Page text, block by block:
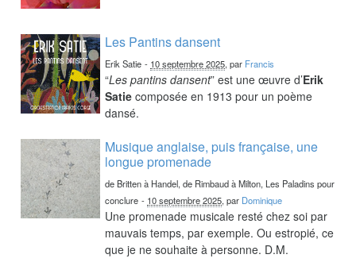
Les Pantins dansent
Erik Satie - 10 septembre 2025, par Francis
“Les pantins dansent” est une œuvre d’Erik
Satie composée en 1913 pour un poème
dansé.
Musique anglaise, puis française, une
longue promenade
de Britten à Handel, de Rimbaud à Milton, Les Paladins pour
conclure - 10 septembre 2025, par Dominique
Une promenade musicale resté chez soi par
mauvais temps, par exemple. Ou estropié, ce
que je ne souhaite à personne. D.M.